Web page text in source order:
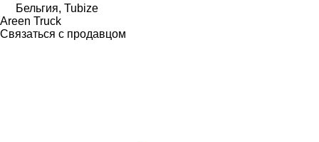
Бельгия, Tubize
Areen Truck
Связаться с продавцом